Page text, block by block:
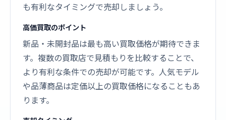
も有利なタイミングで売却しましょう。
高価買取のポイント
新品・未開封品は最も高い買取価格が期待できま
す。複数の買取店で見積もりを比較することで、
より有利な条件での売却が可能です。人気モデル
や品薄商品は定価以上の買取価格になることもあ
ります。